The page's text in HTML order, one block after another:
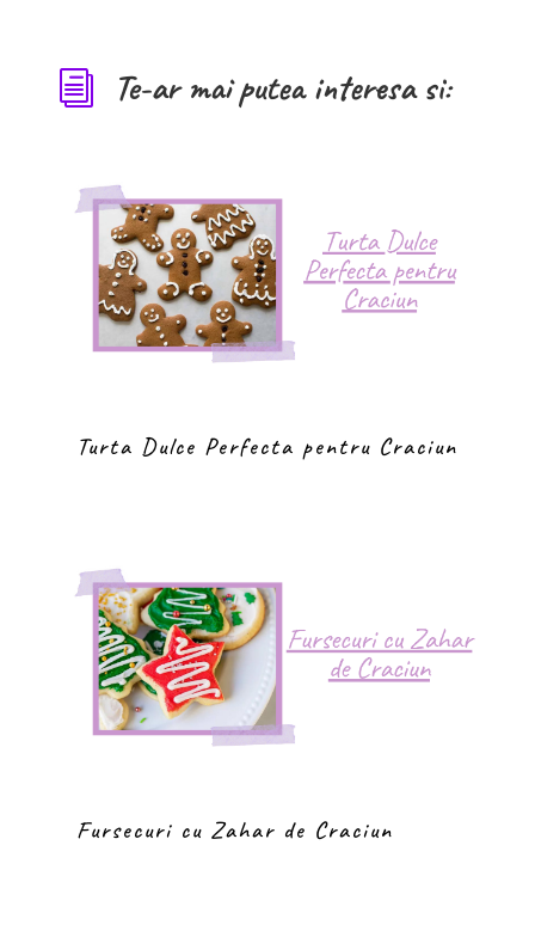
i Te-ar mai putea interesa si:
Turta Dulce Perfecta pentru Craciun
Fursecuri cu Zahar de Craciun